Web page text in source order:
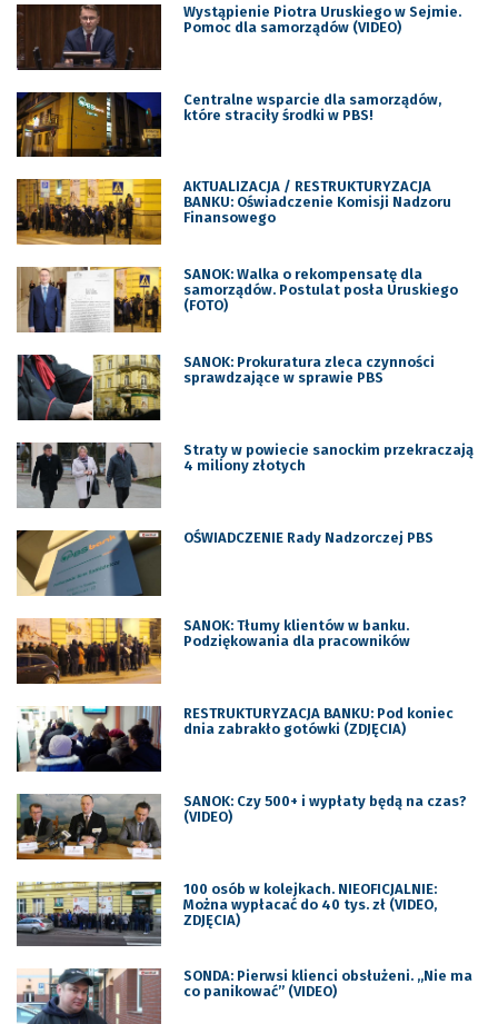
Wystąpienie Piotra Uruskiego w Sejmie.
Pomoc dla samorządów (VIDEO)
Centralne wsparcie dla samorządów,
które straciły środki w PBS!
AKTUALIZACJA / RESTRUKTURYZACJA
BANKU: Oświadczenie Komisji Nadzoru
Finansowego
SANOK: Walka o rekompensatę dla
samorządów. Postulat posła Uruskiego
(FOTO)
SANOK: Prokuratura zleca czynności
sprawdzające w sprawie PBS
Straty w powiecie sanockim przekraczają
4 miliony złotych
OŚWIADCZENIE Rady Nadzorczej PBS
SANOK: Tłumy klientów w banku.
Podziękowania dla pracowników
RESTRUKTURYZACJA BANKU: Pod koniec
dnia zabrakło gotówki (ZDJĘCIA)
SANOK: Czy 500+ i wypłaty będą na czas?
(VIDEO)
100 osób w kolejkach. NIEOFICJALNIE:
Można wypłacać do 40 tys. zł (VIDEO,
ZDJĘCIA)
SONDA: Pierwsi klienci obsłużeni. „Nie ma
co panikować” (VIDEO)